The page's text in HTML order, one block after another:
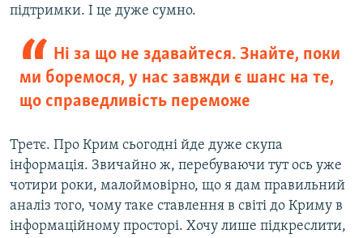
підтримки. І це дуже сумно.
Ні за що не здавайтеся. Знайте, поки
ми боремося, у нас завжди є шанс на те,
що справедливість переможе
Третє. Про Крим сьогодні йде дуже скупа
інформація. Звичайно ж, перебуваючи тут ось уже
чотири роки, малоймовірно, що я дам правильний
аналіз того, чому таке ставлення в світі до Криму в
інформаційному просторі. Хочу лише підкреслити,